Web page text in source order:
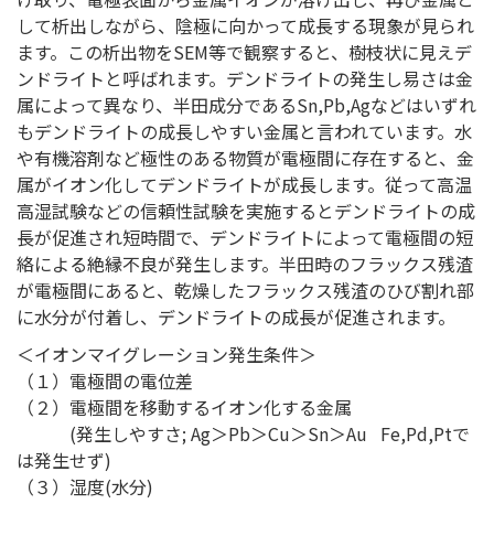
して析出しながら、陰極に向かって成長する現象が見られ
ます。この析出物をSEM等で観察すると、樹枝状に見えデ
ンドライトと呼ばれます。デンドライトの発生し易さは金
属によって異なり、半田成分であるSn,Pb,Agなどはいずれ
もデンドライトの成長しやすい金属と言われています。水
や有機溶剤など極性のある物質が電極間に存在すると、金
属がイオン化してデンドライトが成長します。従って高温
高湿試験などの信頼性試験を実施するとデンドライトの成
長が促進され短時間で、デンドライトによって電極間の短
絡による絶縁不良が発生します。半田時のフラックス残渣
が電極間にあると、乾燥したフラックス残渣のひび割れ部
に水分が付着し、デンドライトの成長が促進されます。
＜イオンマイグレーション発生条件＞
（１）電極間の電位差
（２）電極間を移動するイオン化する金属
(発生しやすさ; Ag＞Pb＞Cu＞Sn＞Au Fe,Pd,Ptで
は発生せず)
（３）湿度(水分)